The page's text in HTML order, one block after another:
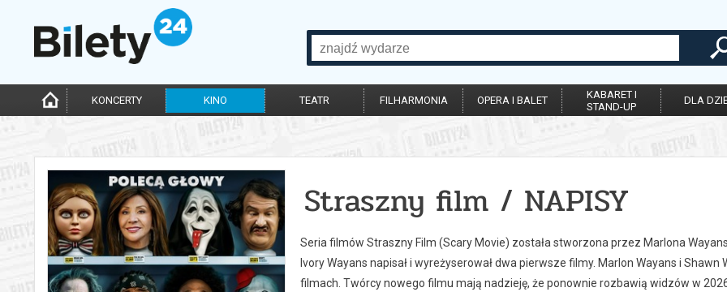
KONCERTY KINO TEATR FILHARMONIA OPERA I BALET
KABARET I
STAND-UP
DLA
Straszny film / NAPISY
Seria filmów Straszny Film (Scary Movie) została stworzona przez Marlona
Ivory Wayans napisał i wyreżyserował dwa pierwsze filmy. Marlon Wayans i
filmach. Twórcy nowego filmu mają nadzieję, że ponownie rozbawią widzów w